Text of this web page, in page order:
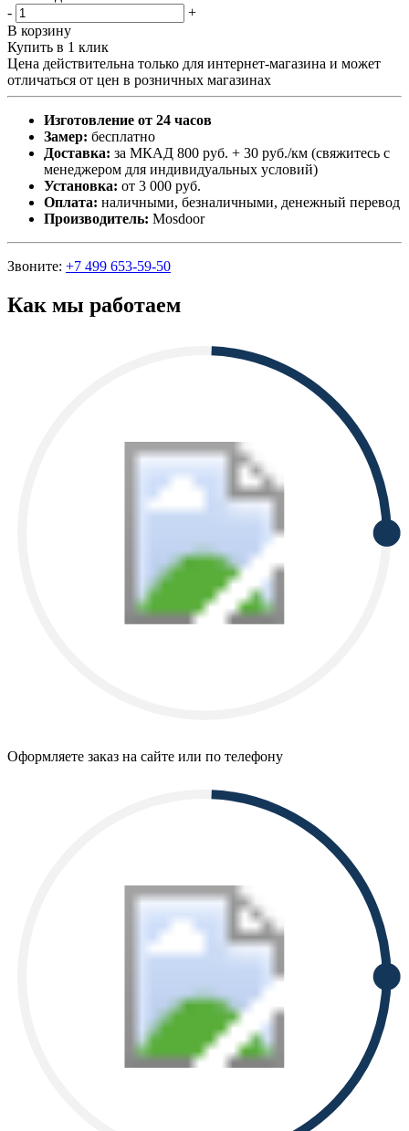
-
+
В корзину
Купить в 1 клик
Цена действительна только для интернет-магазина и может
отличаться от цен в розничных магазинах
Изготовление от 24 часов
Замер: бесплатно
Доставка: за МКАД 800 руб. + 30 руб./км (свяжитесь с
менеджером для индивидуальных условий)
Установка: от 3 000 руб.
Оплата: наличными, безналичными, денежный перевод
Производитель: Mosdoor
Звоните: +7 499 653-59-50
Как мы работаем
Оформляете заказ на сайте или по телефону